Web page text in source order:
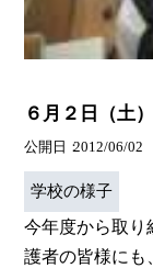
６月２日（土
公開日 2012/06/02
学校の様子
今年度から取り
護者の皆様にも